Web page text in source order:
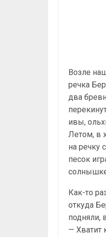
Возле
речка
два
ивы,
Летом, в
на речку
песок
Как-то
откуда
подняли,
— Хватит